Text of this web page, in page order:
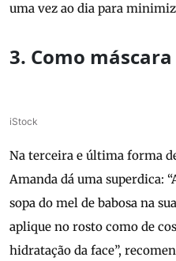
uma vez ao dia para
3. Como
iStock
Na terceira e última forma
Amanda dá uma superdica:
sopa do mel de babosa na
aplique no rosto como de
hidratação da face”,